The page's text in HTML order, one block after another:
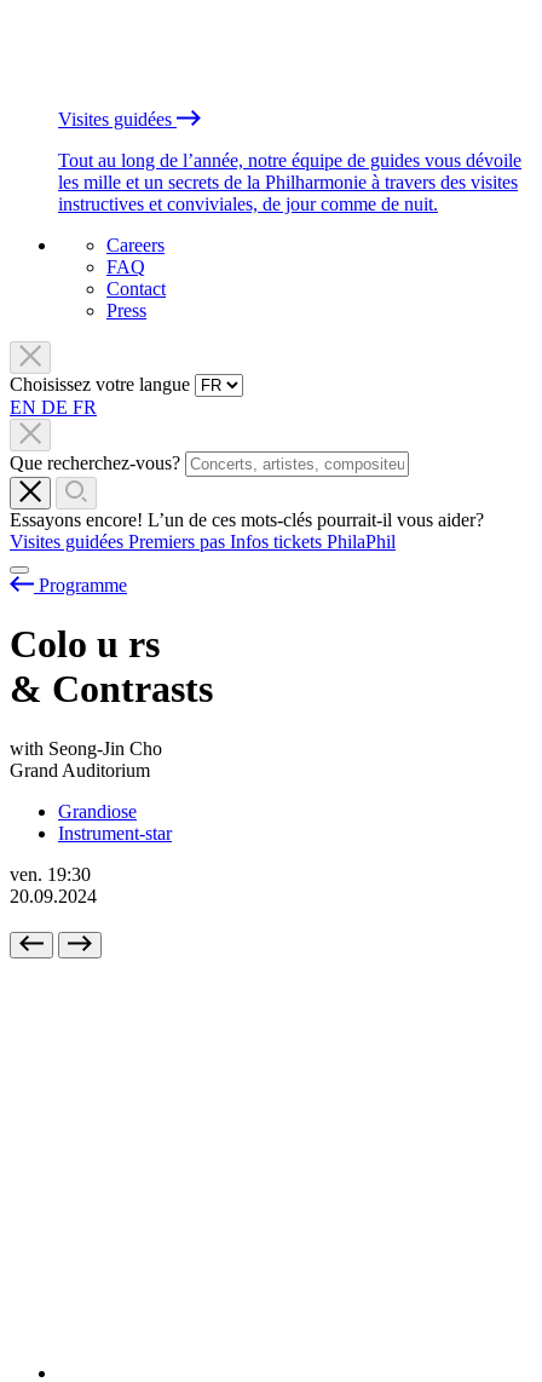
Visites guidées
Tout au long de l’année, notre équipe de guides vous dévoile
les mille et un secrets de la Philharmonie à travers des visites
instructives et conviviales, de jour comme de nuit.
Careers
FAQ
Contact
Press
Choisissez votre langue
EN DE FR
Que recherchez-vous?
Essayons encore! L’un de ces mots-clés pourrait-il vous aider?
Visites guidées Premiers pas Infos tickets PhilaPhil
Programme
Colo u rs
& Contrasts
with Seong-Jin Cho
Grand Auditorium
Grandiose
Instrument-star
ven. 19:30
20.09.2024